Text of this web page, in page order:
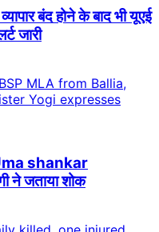
बंद होने के बाद भी यूएई
जारी
shankar
ने जताया शोक